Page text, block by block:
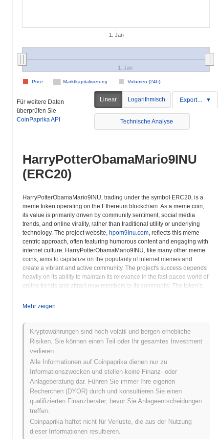
1. Jan
Marktkapitalisierung Volumen (24h)
Price
1. Jan
Für weitere Daten
überprüfen Sie
CoinPaprika API
Linear Logarithmisch Exportieren
Technische Analyse
HarryPotterObamaMario9INU
(ERC20)
HarryPotterObamaMario9INU, trading under the symbol ERC20, is a
meme token operating on the Ethereum blockchain. As a meme coin,
its value is primarily driven by community sentiment, social media
trends, and online virality, rather than traditional utility or underlying
technology. The project website, hpom9inu.com, reflects this meme-
centric approach, often featuring humorous content and engaging with
internet culture. HarryPotterObamaMario9INU, like many other meme
coins, aims to capitalize on the popularity of internet memes and
create a vibrant and active community. The project's success depends
heavily on its ability to maintain its relevance in the fast-paced world of
online trends and attract new members to its community. The token's
functionality, including token transfers and supply management.
HarryPotterObamaMario9INU are often highly volatile and speculative
investments. Their value can fluctuate dramatically in short periods,
making them inherently risky. The project's long-term viability depends
on its ability to build a sustainable community and develop innovative
the ERC20 standard, ensuring compatibility with a wide range of
Ethereum wallets, exchanges, and decentralized applications. The
project's team actively promotes the token through social media and
online marketing campaigns, aiming to increase its visibility and attract
new investors. The community plays a crucial role in the project's
success, driving its growth and shaping its direction.
HarryPotterObamaMario9INU seeks to differentiate itself from other
meme coins through its unique branding and its focus on building a
strong and engaged community. Investors should conduct thorough
Mehr zeigen
Kryptowährungen sind hoch volatil und bergen erhebliche
Risiken. Sie können einen Teil oder Ihr gesamtes Investment
verlieren.
Alle Informationen auf Coinpaprika dienen nur zu
Informationszwecken und stellen keine Finanz- oder
Anlageberatung dar. Führen Sie immer Ihre eigenen
Recherchen (DYOR) durch und konsultieren Sie einen
qualifizierten Finanzberater, bevor Sie Anlageentscheidungen
treffen.
Coinpaprika haftet nicht für Verluste, die aus der Nutzung
dieser Informationen resultieren.